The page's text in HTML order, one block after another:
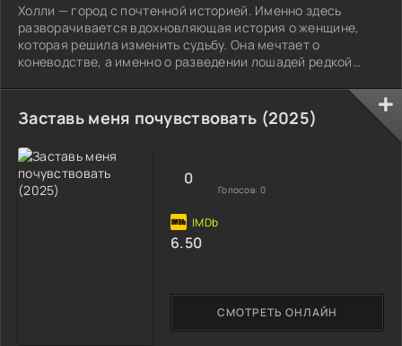
Холли — город с почтенной историей. Именно здесь
разворачивается вдохновляющая история о женщине,
которая решила изменить судьбу. Она мечтает о
коневодстве, а именно о разведении лошадей редкой
ответственного шага.
Заставь меня почувствовать (2025)
СМОТРЕТЬ ОНЛАЙН
0
Голосов: 0
6.50